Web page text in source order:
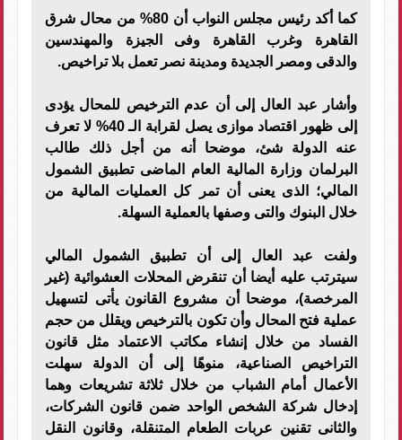
كما أكد رئيس مجلس النواب أن 80% من محال شرق
القاهرة وغرب القاهرة وفى الجيزة والمهندسين
والدقى ومصر الجديدة ومدينة نصر تعمل بلا تراخيص.
وأشار عبد العال إلى أن عدم الترخيص للمحال يؤدى
إلى ظهور اقتصاد موازى يصل لقرابة الـ 40% لا تعرف
عنه الدولة شئ، موضحا أنه من أجل ذلك طالب
البرلمان وزارة المالية العام الماضى تطبيق الشمول
المالي؛ الذى يعنى أن تمر كل العمليات المالية من
خلال البنوك والتى وصفها بالعملية السهلة.
ولفت عبد العال إلى أن تطبيق الشمول المالي
سيترتب عليه أيضا أن تنقرض المحلات العشوائية (غير
المرخصة)، موضحا أن مشروع القانون يأتى لتسهيل
عملية فتح المحال وأن تكون بالترخيص ويقلل من حجم
الفساد من خلال إنشاء مكاتب الاعتماد مثل قانون
التراخيص الصناعية، منوهًا إلى أن الدولة سهلت
الأعمال أمام الشباب من خلال ثلاثة تشريعات وهما
إدخال شركة الشخص الواحد ضمن قانون الشركات،
والثانى تقنين عربات الطعام المتنقلة، وقانون النقل